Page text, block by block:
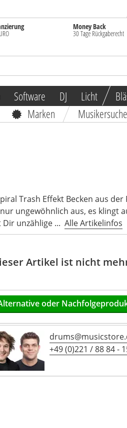
Money Back
30 Tage Rückgaberecht
Software DJ Licht
Marken Musikersuche
Trash Effekt Becken aus der
ungewöhnlich aus, es klingt
unzählige ... Alle Artikelinfos
Artikel ist nicht
oder
+49 (0)221 / 88 84 -